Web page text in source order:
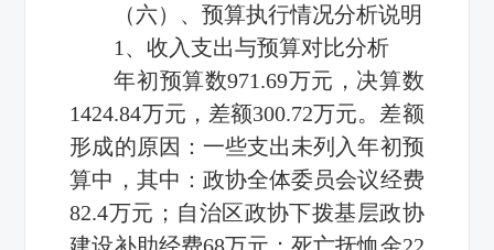
（六）、预算执行情况分析说明
1、收入支出与预算对比分析
年初预算数971.69万元，决算数
1424.84万元，差额300.72万元。差额
形成的原因：一些支出未列入年初预
算中，其中：政协全体委员会议经费
82.4万元；自治区政协下拨基层政协